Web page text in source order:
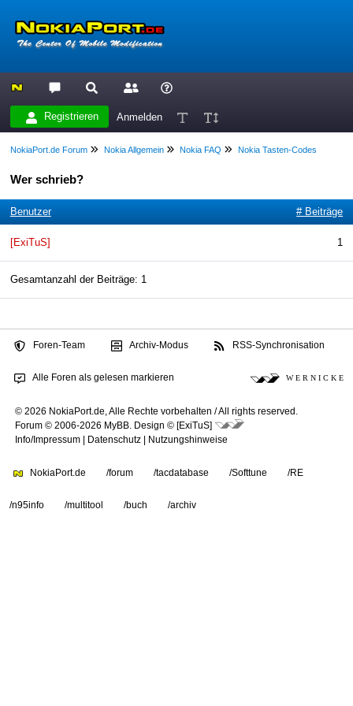
Registrieren Anmelden
NokiaPort.de Forum Nokia Allgemein Nokia FAQ Nokia Tasten-Codes
Wer schrieb?
Benutzer # Beiträge
[ExiTuS] 1
Gesamtanzahl der Beiträge: 1
Foren-Team Archiv-Modus RSS-Synchronisation
Alle Foren als gelesen markieren W E R N I C K E
© 2026 NokiaPort.de, Alle Rechte vorbehalten /All rights reserved.
Forum © 2006-2026 MyBB
Design © [ExiTuS]
Info/Impressum
Datenschutz Nutzungshinweise
NokiaPort.de /forum /tacdatabase /Softtune /RE
/n95info /multitool /buch /archiv